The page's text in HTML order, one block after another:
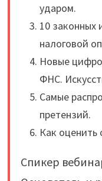
ударом.
10 законных
налоговой
Новые
ФНС.
Самые
претензий.
Как оценить
Спикер